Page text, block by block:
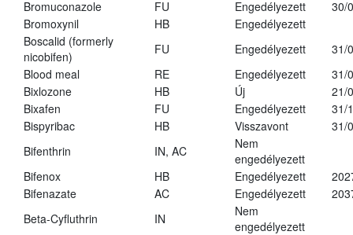
Bromuconazole
FU Engedélyezett
30/
Bromoxynil
HB
Engedélyezett
Boscalid (formerly
nicobifen)
FU Engedélyezett
31/
Blood meal
RE Engedélyezett
31/
Bixlozone
HB Új
21/
Bixafen
FU Engedélyezett
31/
Bispyribac
HB Visszavont
31/
Bifenthrin
IN, AC
Nem
engedélyezett
Bifenox
HB Engedélyezett
Bifenazate
AC Engedélyezett
Beta-Cyfluthrin
IN
Nem
engedélyezett